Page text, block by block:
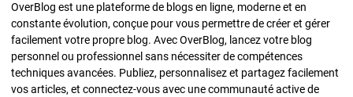
OverBlog est une plateforme de blogs en ligne, moderne et en
constante évolution, conçue pour vous permettre de créer et gérer
facilement votre propre blog. Avec OverBlog, lancez votre blog
personnel ou professionnel sans nécessiter de compétences
techniques avancées. Publiez, personnalisez et partagez facilement
vos articles, et connectez-vous avec une communauté active de